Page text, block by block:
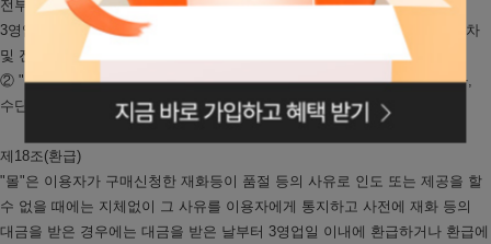
전부 또는 일부를 받은 경우에는 대금의 전부 또는 일부를 받은 날부터
3영업일 이내에 조치를 취합니다. 이때 "몰"은 이용자가 재화등의 공급 절차
및 진행 사항을 확인할 수 있도록 적절한 조치를 합니다.
② "몰"은 이용자가 구매한 재화에 대해 배송수단, 수단별 배송비용 부담자,
수단별 배송기간 등을 명시합니다.
제18조(환급)
"몰"은 이용자가 구매신청한 재화등이 품절 등의 사유로 인도 또는 제공을 할
수 없을 때에는 지체없이 그 사유를 이용자에게 통지하고 사전에 재화 등의
대금을 받은 경우에는 대금을 받은 날부터 3영업일 이내에 환급하거나 환급에
로그인페이지로
이동